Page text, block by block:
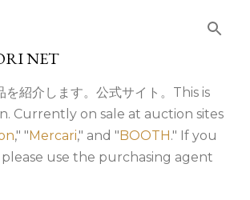
てメイン コンテンツに移動
NET
を紹介します。公式サイト。This is
Currently on sale at auction sites
," "Mercari," and "BOOTH." If you
please use the purchasing agent